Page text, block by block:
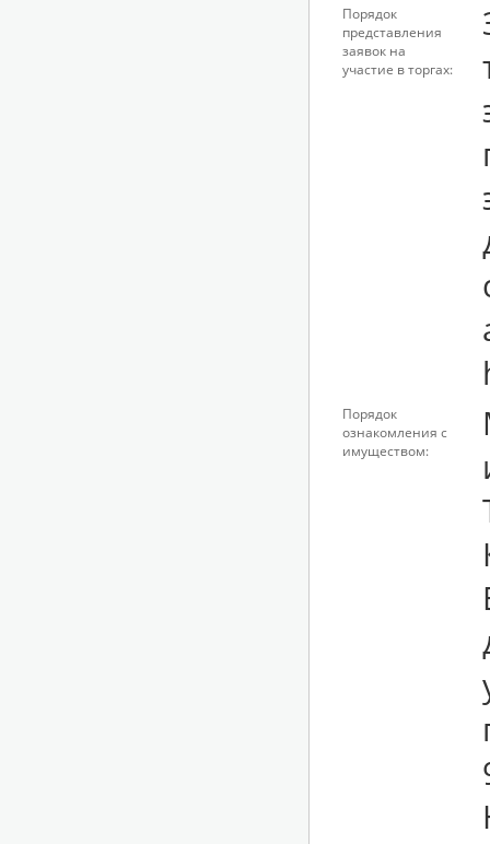
Порядок
представления
заявок на
участие в торгах:
Порядок
ознакомления с
имуществом: